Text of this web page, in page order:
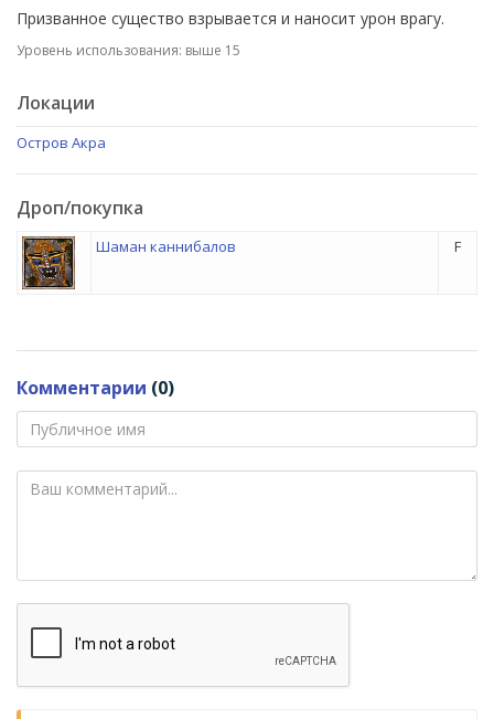
Призванное существо взрывается и наносит урон врагу.
Уровень использования: выше 15
Локации
Остров Акра
Дроп/покупка
Шаман каннибалов F
Комментарии (0)